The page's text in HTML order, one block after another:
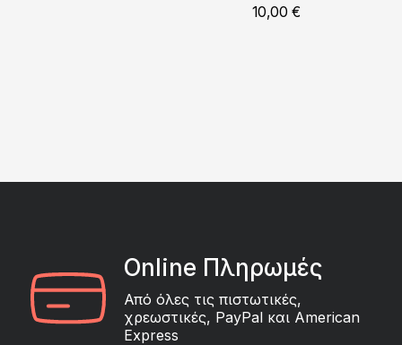
10,00 €
Online Πληρωμές
Από όλες τις πιστωτικές,
χρεωστικές, PayPal και American
Express